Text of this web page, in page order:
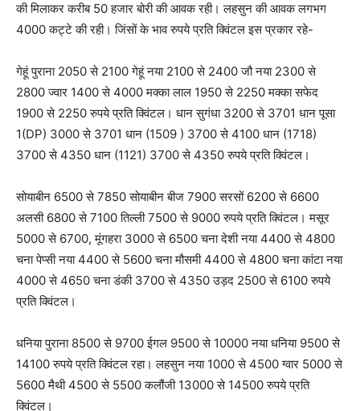
की मिलाकर करीब 50 हजार बोरी की आवक रही। लहसुन की आवक लगभग
4000 कट्टे की रही। जिंसों के भाव रुपये प्रति क्विंटल इस प्रकार रहे-
गेहूं पुराना 2050 से 2100 गेहूं नया 2100 से 2400 जौ नया 2300 से
2800 ज्वार 1400 से 4000 मक्का लाल 1950 से 2250 मक्का सफेद
1900 से 2250 रुपये प्रति क्विंटल। धान सुगंधा 3200 से 3701 धान पूसा
1(DP) 3000 से 3701 धान (1509 ) 3700 से 4100 धान (1718)
3700 से 4350 धान (1121) 3700 से 4350 रुपये प्रति क्विंटल।
सोयाबीन 6500 से 7850 सोयाबीन बीज 7900 सरसों 6200 से 6600
अलसी 6800 से 7100 तिल्ली 7500 से 9000 रुपये प्रति क्विंटल। मसूर
5000 से 6700, मूंगहरा 3000 से 6500 चना देशी नया 4400 से 4800
चना पेप्सी नया 4400 से 5600 चना मौसमी 4400 से 4800 चना कांटा नया
4000 से 4650 चना डंकी 3700 से 4350 उड़द 2500 से 6100 रुपये
प्रति क्विंटल।
धनिया पुराना 8500 से 9700 ईगल 9500 से 10000 नया धनिया 9500 से
14100 रुपये प्रति क्विंटल रहा। लहसुन नया 1000 से 4500 ग्वार 5000 से
5600 मैथी 4500 से 5500 कलौंजी 13000 से 14500 रुपये प्रति
क्विंटल।